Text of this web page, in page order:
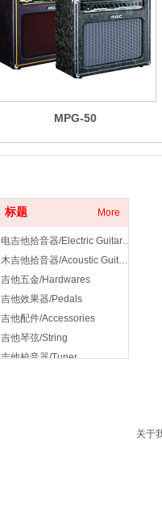
MPG-50
标题 More
电吉他拾音器/Electric Guitar Pickup
木吉他拾音器/Acoustic Guitar Pickup
吉他五金/Hardwares
吉他效果器/Pedals
吉他配件/Accessories
吉他琴弦/String
吉他校音器/Tuner
关于